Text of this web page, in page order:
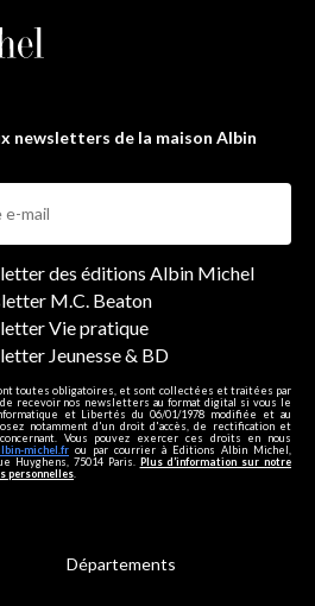
newsletters de la maison Albin
des éditions Albin Michel
M.C. Beaton
Vie pratique
Jeunesse & BD
toutes obligatoires, et sont collectées et traitées par
recevoir nos newsletters au format digital si vous le
et Libertés du 06/01/1978 modifiée et au
notamment d'un droit d'accès, de rectification et
Vous pouvez exercer ces droits en nous
michel.fr ou par courrier à Editions Albin Michel,
Huyghens, 75014 Paris. Plus d’information sur notre
personnelles
Départements